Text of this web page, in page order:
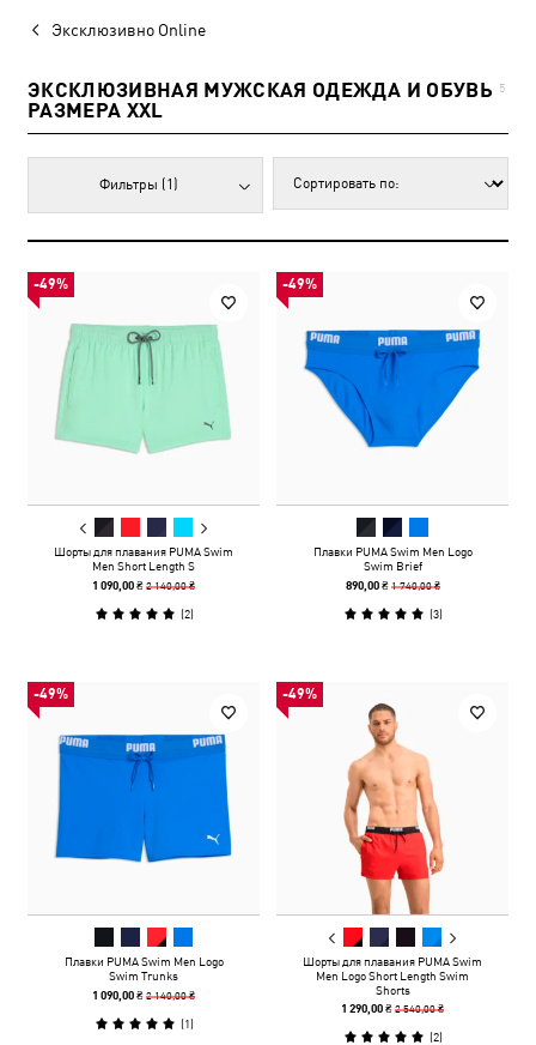
Эксклюзивно Online
ЭКСКЛЮЗИВНАЯ МУЖСКАЯ ОДЕЖДА И ОБУВЬ
РАЗМЕРА XXL
5
Фильтры (1)
-49%
Шорты для плавания PUMA Swim
Men Short Length S
1 090,00 ₴2 140,00 ₴
(2)
-49%
Плавки PUMA Swim Men Logo
Swim Brief
890,00 ₴ 1 740,00 ₴
(3)
-49%
Плавки PUMA Swim Men Logo
Swim Trunks
1 090,00 ₴2 140,00 ₴
(1)
-49%
Шорты для плавания PUMA Swim
Men Logo Short Length Swim
Shorts
1 290,00 ₴2 540,00 ₴
(2)